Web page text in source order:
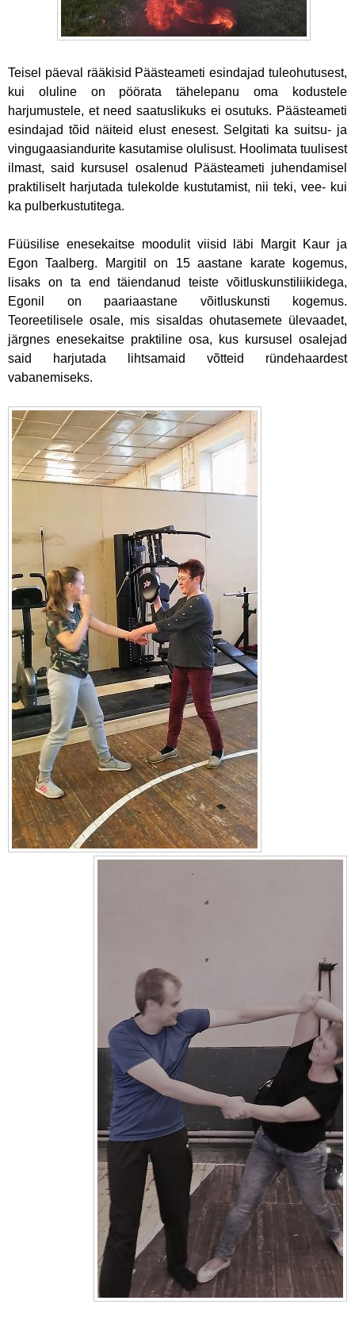
Teisel päeval rääkisid Päästeameti esindajad tuleohutusest,
kui oluline on pöörata tähelepanu oma kodustele
harjumustele, et need saatuslikuks ei osutuks. Päästeameti
esindajad tõid näiteid elust enesest. Selgitati ka suitsu- ja
vingugaasiandurite kasutamise olulisust. Hoolimata tuulisest
ilmast, said kursusel osalenud Päästeameti juhendamisel
praktiliselt harjutada tulekolde kustutamist, nii teki, vee- kui
ka pulberkustutitega.
Füüsilise enesekaitse moodulit viisid läbi Margit Kaur ja
Egon Taalberg. Margitil on 15 aastane karate kogemus,
lisaks on ta end täiendanud teiste võitluskunstiliikidega,
Egonil on paariaastane võitluskunsti kogemus.
Teoreetilisele osale, mis sisaldas ohutasemete ülevaadet,
järgnes enesekaitse praktiline osa, kus kursusel osalejad
said harjutada lihtsamaid võtteid ründehaardest
vabanemiseks.